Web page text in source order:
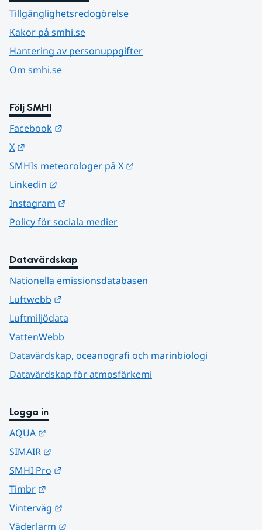
Tillgänglighetsredogörelse
Kakor på smhi.se
Hantering av personuppgifter
Om smhi.se
Följ SMHI
Facebook
X
SMHIs meteorologer på X
Linkedin
Instagram
Policy för sociala medier
Datavärdskap
Nationella emissionsdatabasen
Luftwebb
Luftmiljödata
VattenWebb
Datavärdskap, oceanografi och marinbiologi
Datavärdskap för atmosfärkemi
Logga in
AQUA
SIMAIR
SMHI Pro
Timbr
Vinterväg
Väderlarm